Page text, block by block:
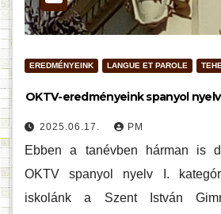
EREDMÉNYEINK LANGUE ET PAROLE
OKTV-eredményeink spanyol
2025.06.17. PM
Ebben a tanévben hárman is
OKTV spanyol nyelv I.
iskolánk a Szent István